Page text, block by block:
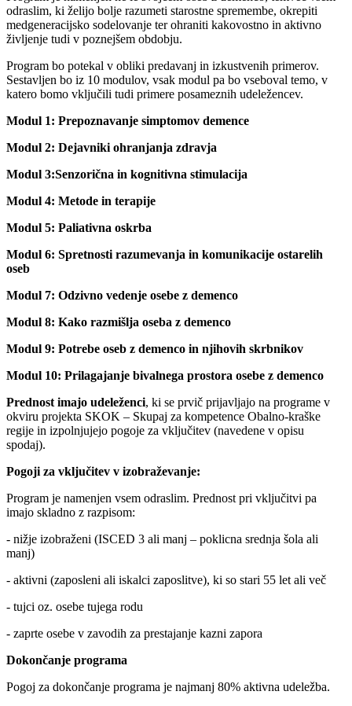
odraslim, ki želijo bolje razumeti starostne spremembe, okrepiti
medgeneracijsko sodelovanje ter ohraniti kakovostno in aktivno
življenje tudi v poznejšem obdobju.
Program bo potekal v obliki predavanj in izkustvenih primerov.
Sestavljen bo iz 10 modulov, vsak modul pa bo vseboval temo, v
katero bomo vključili tudi primere posameznih udeležencev.
Modul 1: Prepoznavanje simptomov demence
Modul 2: Dejavniki ohranjanja zdravja
Modul 3:Senzorična in kognitivna stimulacija
Modul 4: Metode in terapije
Modul 5: Paliativna oskrba
Modul 6: Spretnosti razumevanja in komunikacije ostarelih
oseb
Modul 7: Odzivno vedenje osebe z demenco
Modul 8: Kako razmišlja oseba z demenco
Modul 9: Potrebe oseb z demenco in njihovih skrbnikov
Modul 10: Prilagajanje bivalnega prostora osebe z demenco
Prednost imajo udeleženci, ki se prvič prijavljajo na programe v
okviru projekta SKOK – Skupaj za kompetence Obalno-kraške
regije in izpolnjujejo pogoje za vključitev (navedene v opisu
spodaj).
Pogoji za vključitev v izobraževanje:
Program je namenjen vsem odraslim. Prednost pri vključitvi pa
imajo skladno z razpisom:
- nižje izobraženi (ISCED 3 ali manj – poklicna srednja šola ali
manj)
- aktivni (zaposleni ali iskalci zaposlitve), ki so stari 55 let ali več
- tujci oz. osebe tujega rodu
- zaprte osebe v zavodih za prestajanje kazni zapora
Dokončanje programa
Pogoj za dokončanje programa je najmanj 80% aktivna udeležba.